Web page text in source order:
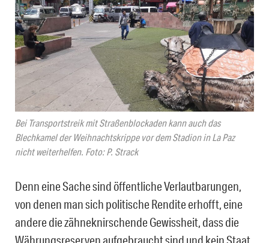
Bei Transportstreik mit Straßenblockaden kann auch das
Blechkamel der Weihnachtskrippe vor dem Stadion in La Paz
nicht weiterhelfen. Foto: P. Strack
Denn eine Sache sind öffentliche Verlautbarungen,
von denen man sich politische Rendite erhofft, eine
andere die zähneknirschende Gewissheit, dass die